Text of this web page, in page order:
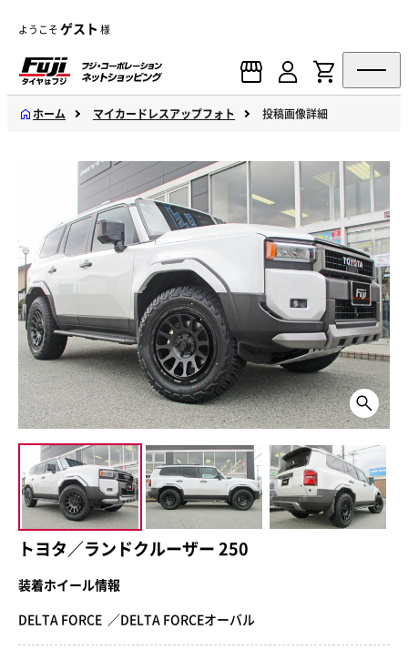
ようこそゲスト 様
ホーム マイカードレスアップフォト 投稿画像詳細
トヨタ／ランドクルーザー 250
装着ホイール情報
DELTA FORCE ／DELTA FORCEオーバル